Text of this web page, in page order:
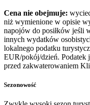
Cena nie obejmuje:
niż wymienione w opisie
napojów do posiłków jeśli
innych wydatków
lokalnego podatku
EUR/pokój/dzień. Podatek
przed zakwaterowaniem
Sezonowość